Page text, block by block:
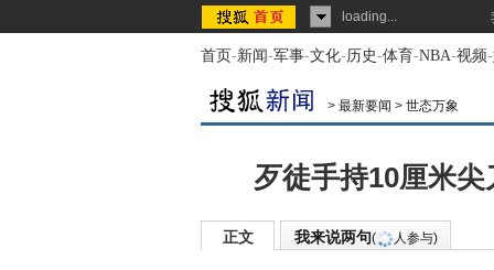
loading...
首页-新闻-军事-文化-历史-体育-NBA-视频-
> 最新要闻 > 世态万象
歹徒手持10厘米
正文 我来说两句( 人参与)